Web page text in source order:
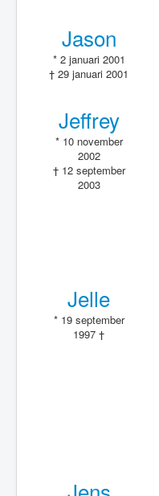
Jason
* 2 januari 2001
† 29 januari 2001
Jeffrey
* 10 november
2002
† 12 september
2003
Jelle
* 19 september
1997 †